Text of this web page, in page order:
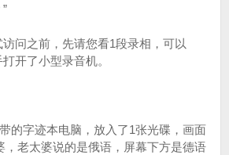
问之前，先请您看1段录相，可以
开了小型录音机。
字迹本电脑，放入了1张光碟，画面
，老太婆说的是俄语，屏幕下方是德语